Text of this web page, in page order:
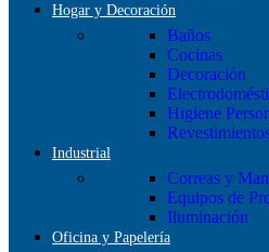
Hogar y Decoración
Baños
Cocinas
Decoración
Higiene
Industrial
Correas y
Equipos de
Iluminación
Oficina y Papelería